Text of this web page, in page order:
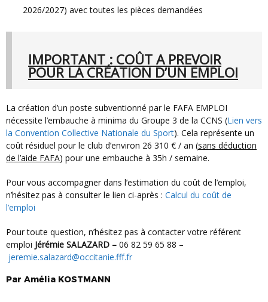
2026/2027) avec toutes les pièces demandées
IMPORTANT : COÛT A PREVOIR
POUR LA CRÉATION D’UN EMPLOI
La création d’un poste subventionné par le FAFA EMPLOI
nécessite l’embauche à minima du Groupe 3 de la CCNS (Lien vers
la Convention Collective Nationale du Sport). Cela représente un
coût résiduel pour le club d’environ 26 310 € / an (sans déduction
de l’aide FAFA) pour une embauche à 35h / semaine.
Pour vous accompagner dans l’estimation du coût de l’emploi,
n’hésitez pas à consulter le lien ci-après : Calcul du coût de
l’emploi
Pour toute question, n’hésitez pas à contacter votre référent
emploi Jérémie SALAZARD – 06 82 59 65 88 –
jeremie.salazard@occitanie.fff.fr
Par Amélia KOSTMANN